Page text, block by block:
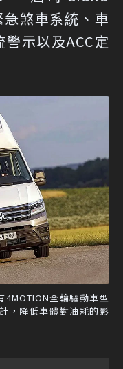
煞車系統、車
示以及ACC定
全輪驅動車型
，降低車體對油耗的影